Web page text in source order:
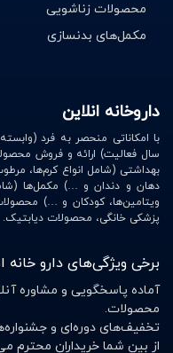
محصولات زناشویی
مکمل‌های بدنسازی
داروخانه انلاین
سال فعالیت) ارائه و فروش
بهداشتی (شامل انواع کرم‌ها،
دهان و دندان و …) مکمل‌ها
ویتامین‌ها، کودکان و …)
پزشکی خانگی، محصولات دیابتیک.
برخی ویژگی‌های دارو خانه
آماده پاسخگویی و مشاوره
محصولات.
تخفیف‌های دوره‌ای و
از بین شما خریداران محترم